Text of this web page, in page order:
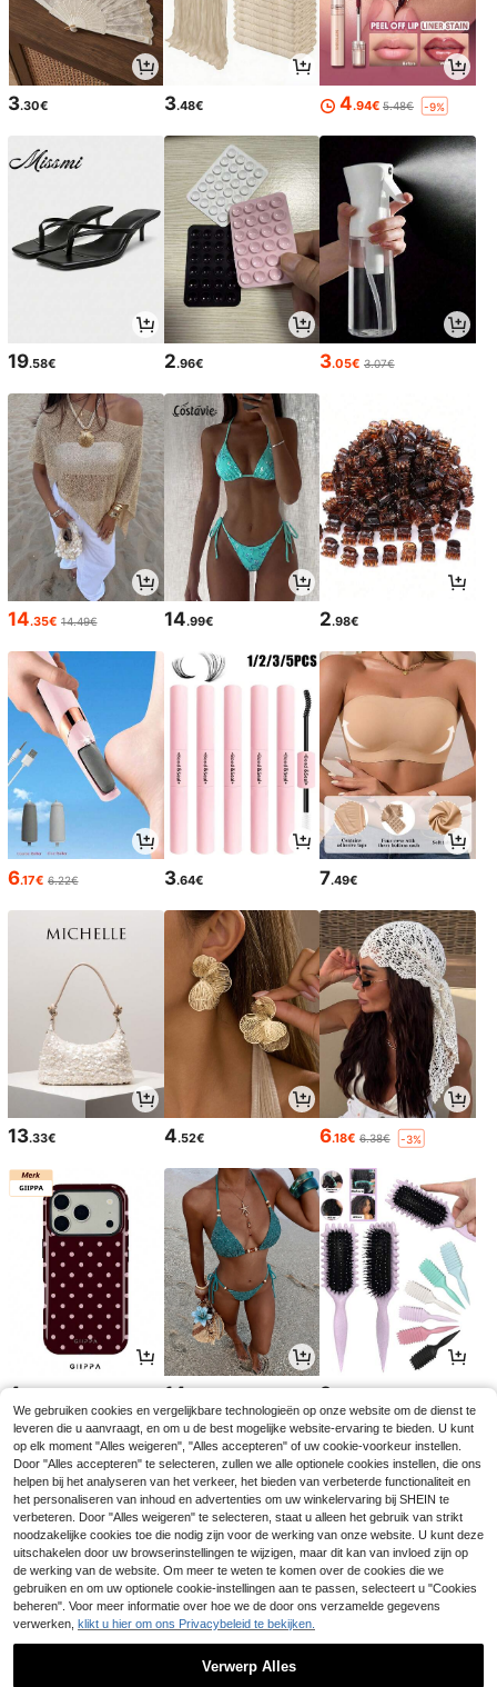
3.30€ 3.48€ 4.94€ 5.48€ -9%
19.58€ 2.96€ 3.05€ 3.07€
14.35€ 14.49€ 14.99€ 2.98€
6.17€ 6.22€ 3.64€ 7.49€
13.33€ 4.52€ 6.18€ 6.38€ -3%
4 14 3
3
We gebruiken cookies en vergelijkbare technologieën op onze website om de dienst te
leveren die u aanvraagt, en om u de best mogelijke website-ervaring te bieden. U kunt
op elk moment "Alles weigeren", "Alles accepteren" of uw cookie-voorkeur instellen.
Door "Alles accepteren" te selecteren, zullen we alle optionele cookies instellen, die ons
helpen bij het analyseren van het verkeer, het bieden van verbeterde functionaliteit en
het personaliseren van inhoud en advertenties om uw winkelervaring bij SHEIN te
verbeteren. Door "Alles weigeren" te selecteren, staat u alleen het gebruik van strikt
noodzakelijke cookies toe die nodig zijn voor de werking van onze website. U kunt deze
uitschakelen door uw browserinstellingen te wijzigen, maar dit kan van invloed zijn op
de werking van de website. Om meer te weten te komen over de cookies die we
gebruiken en om uw optionele cookie-instellingen aan te passen, selecteert u "Cookies
beheren". Voor meer informatie over hoe we de door ons verzamelde gegevens
verwerken, klikt u hier om ons Privacybeleid te bekijken.
Verwerp Alles